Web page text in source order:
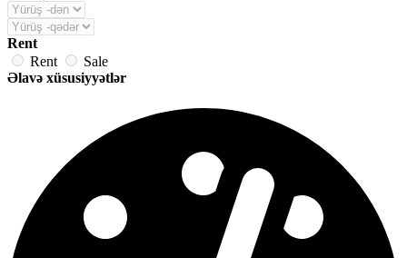
Rent
Rent
Sale
Əlavə xüsusiyyətlər